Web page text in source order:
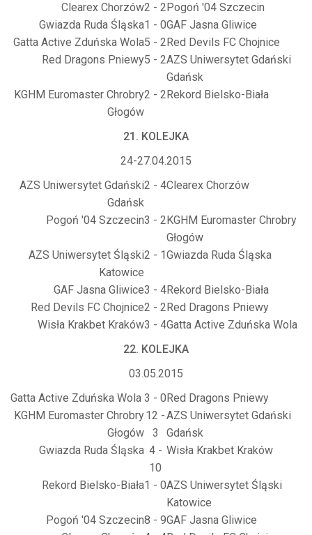
Clearex Chorzów2 - 2Pogoń '04 Szczecin
Gwiazda Ruda Śląska1 - 0GAF Jasna Gliwice
Gatta Active Zduńska Wola5 - 2Red Devils FC Chojnice
Red Dragons Pniewy5 - 2AZS Uniwersytet Gdański
Gdańsk
KGHM Euromaster Chrobry
Głogów
2 - 2Rekord Bielsko-Biała
21. KOLEJKA
24-27.04.2015
AZS Uniwersytet Gdański
Gdańsk
2 - 4Clearex Chorzów
Pogoń '04 Szczecin3 - 2KGHM Euromaster Chrobry
Głogów
AZS Uniwersytet Śląski
Katowice
2 - 1Gwiazda Ruda Śląska
GAF Jasna Gliwice3 - 4Rekord Bielsko-Biała
Red Devils FC Chojnice2 - 2Red Dragons Pniewy
Wisła Krakbet Kraków3 - 4Gatta Active Zduńska Wola
22. KOLEJKA
03.05.2015
Gatta Active Zduńska Wola 3 - 0Red Dragons Pniewy
KGHM Euromaster Chrobry
Głogów
12 -
3
AZS Uniwersytet Gdański
Gdańsk
Gwiazda Ruda Śląska 4 -
10
Wisła Krakbet Kraków
Rekord Bielsko-Biała1 - 0AZS Uniwersytet Śląski
Katowice
Pogoń '04 Szczecin8 - 9GAF Jasna Gliwice